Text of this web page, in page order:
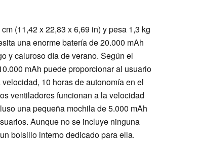
(11,42 x 22,83 x 6,69 in) y pesa 1,3 kg
una enorme batería de 20.000 mAh
y caluroso día de verano. Según el
mAh puede proporcionar al usuario
10 horas de autonomía en el
ventiladores funcionan a la velocidad
una pequeña mochila de 5.000 mAh
Aunque no se incluye ninguna
bolsillo interno dedicado para ella.